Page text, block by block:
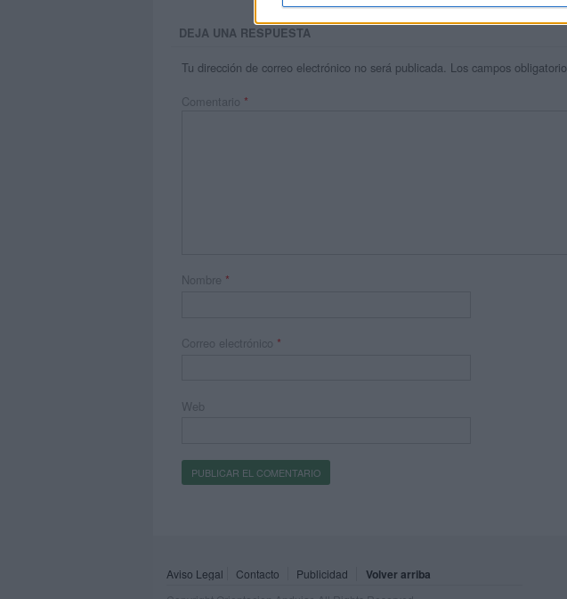
DEJA UNA RESPUESTA
Tu dirección de correo electrónico no será publicada. Los campos
Comentario *
Nombre *
Correo electrónico *
Web
Aviso Legal Contacto Publicidad Volver arriba